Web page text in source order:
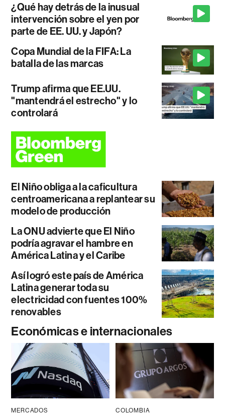
¿Qué hay detrás de la inusual
intervención sobre el yen por
parte de EE. UU. y Japón?
Copa Mundial de la FIFA: La
batalla de las marcas
Trump afirma que EE.UU.
"mantendrá el estrecho" y lo
controlará
El Niño obliga a la caficultura
centroamericana a replantear su
modelo de producción
La ONU advierte que El Niño
podría agravar el hambre en
América Latina y el Caribe
Así logró este país de América
Latina generar toda su
electricidad con fuentes 100%
renovables
Económicas e internacionales
MERCADOS COLOMBIA